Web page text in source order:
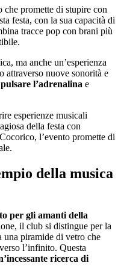
promette di stupire con
festa, con la sua capacità di
tracce pop con brani più
ma anche un’esperienza
attraverso nuove sonorità e
l’adrenalina e
esperienze musicali
della festa con
l’evento promette di
della musica
per gli amanti della
il club si distingue per la
una piramide di vetro che
l’infinito. Questa
ricerca di